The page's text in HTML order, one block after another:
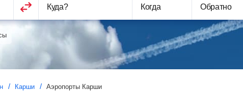
Куда? Когда Обратно
Карши Аэропорты Карши